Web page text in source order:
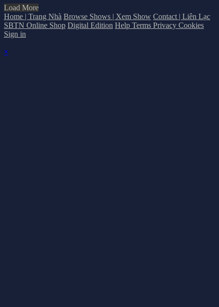
Load More
Home | Trang Nhà Browse Shows | Xem Show Contact | Liên Lạc
SBTN Online Shop Digital Edition Help Terms Privacy Cookies
Sign in
×